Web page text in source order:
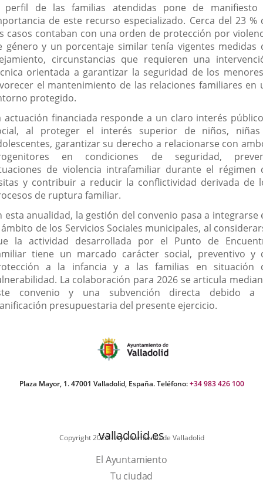
perfil de las familias atendidas pone de manifiesto
de este recurso especializado. Cerca del 23 %
casos contaban con una orden de protección por
género y un porcentaje similar tenía vigentes medidas
circunstancias que requieren una
orientada a garantizar la seguridad de los
el mantenimiento de las relaciones familiares en
protegido.
actuación financiada responde a un claro interés
al proteger el interés superior de niños,
garantizar su derecho a relacionarse con
en condiciones de seguridad,
de violencia intrafamiliar durante el régimen
y contribuir a reducir la conflictividad derivada de
de ruptura familiar.
esta anualidad, la gestión del convenio pasa a integrarse
de los Servicios Sociales municipales, al
la actividad desarrollada por el Punto de
tiene un marcado carácter social, preventivo y
a la infancia y a las familias en situación
La colaboración para 2026 se articula
convenio y una subvención directa debido a
presupuestaria del presente ejercicio.
Plaza Mayor, 1. 47001 Valladolid, España. Teléfono:+34 983 426 100
Copyright 2025 - Ayuntamiento de Valladolid
valladolid.es
El Ayuntamiento
Tu ciudad